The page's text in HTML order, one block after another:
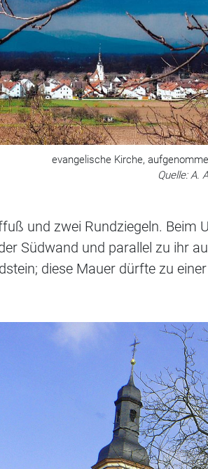
evangelische Kirche,
Quelle: A.
und zwei Rundziegeln. Beim
Südwand und parallel zu ihr
diese Mauer dürfte zu